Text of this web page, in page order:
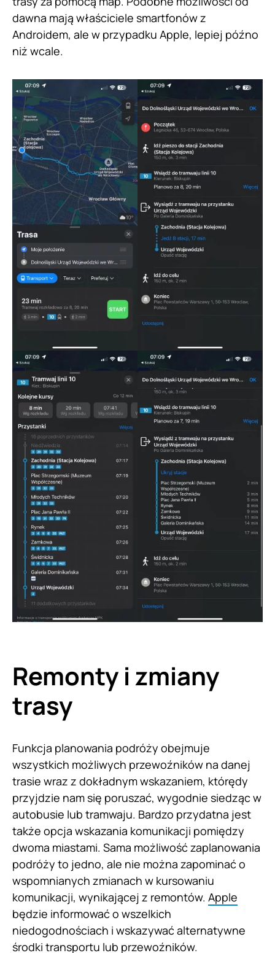
dawna mają właściciele smartfonów z
Androidem, ale w przypadku Apple, lepiej późno
niż wcale.
Remonty i zmiany
trasy
Funkcja planowania podróży obejmuje
wszystkich możliwych przewoźników na danej
trasie wraz z dokładnym wskazaniem, którędy
przyjdzie nam się poruszać, wygodnie siedząc w
autobusie lub tramwaju. Bardzo przydatna jest
także opcja wskazania komunikacji pomiędzy
dwoma miastami. Sama możliwość zaplanowania
podróży to jedno, ale nie można zapominać o
wspomnianych zmianach w kursowaniu
komunikacji, wynikającej z remontów. Apple
będzie informować o wszelkich
niedogodnościach i wskazywać alternatywne
środki transportu lub przewoźników.